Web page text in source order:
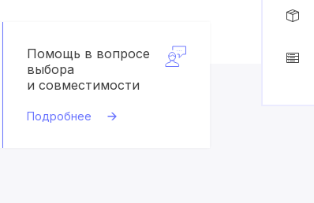
Помощь в вопросе
выбора
и совместимости
Подробнее